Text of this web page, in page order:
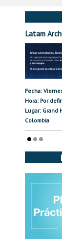
Latam
Fecha:
Hora: Por
Lugar: Grand
Colombia